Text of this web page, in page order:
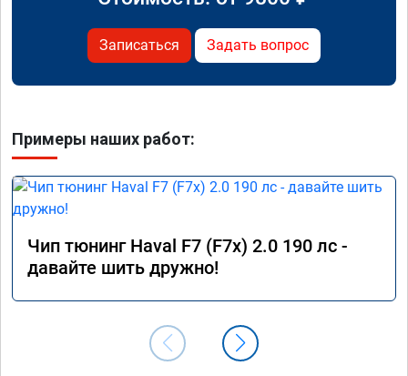
Записаться Задать вопрос
Примеры наших работ:
Чип тюнинг Haval F7 (F7x) 2.0 190 лс -
давайте шить дружно!